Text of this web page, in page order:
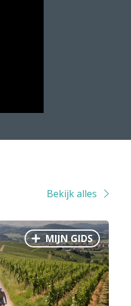
Bekijk alles
MIJN GIDS